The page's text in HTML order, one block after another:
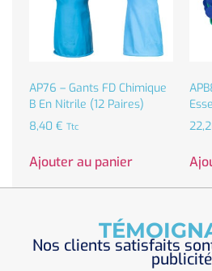
AP76 – Gants FD Chimique
B En Nitrile (12 Paires)
8,40 € Ttc
Ajouter au panier
Nos clients satisfaits
publicité